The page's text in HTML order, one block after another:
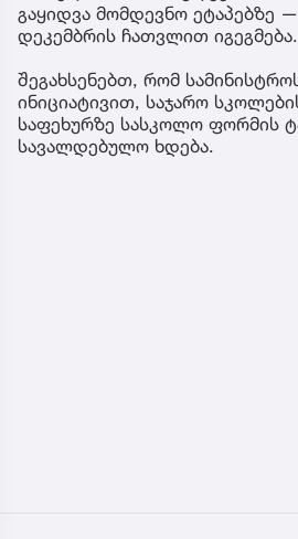
გაყიდვა მომდევნო ეტაპებზე
დეკემბრის ჩათვლით იგეგმება.
შეგახსენებთ, რომ
ინიციატივით, საჯარო
საფეხურზე სასკოლო ფორმის
სავალდებულო ხდება.